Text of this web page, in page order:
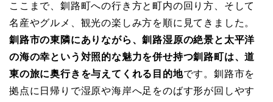
ここまで、釧路町への行き方と町内の回り方、そして
名産やグルメ、観光の楽しみ方を順に見てきました。
釧路市の東隣にありながら、釧路湿原の絶景と太平洋
の海の幸という対照的な魅力を併せ持つ釧路町は、道
東の旅に奥行きを与えてくれる目的地です。釧路市を
拠点に日帰りで湿原や海岸へ足をのばす形が回しやす